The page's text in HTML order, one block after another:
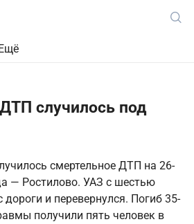
случилось под
смертельное ДТП на 26-
— Ростилово. УАЗ с шестью
и перевернулся. Погиб 35-
получили пять человек в